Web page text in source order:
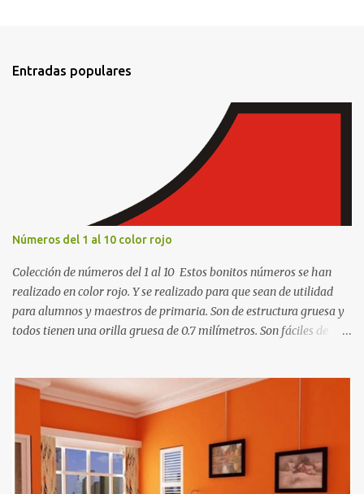
t
Entradas populares
Números del 1 al 10 color rojo
Colección de números del 1 al 10 Estos bonitos números se han
realizado en color rojo. Y se realizado para que sean de utilidad
para alumnos y maestros de primaria. Son de estructura gruesa y
todos tienen una orilla gruesa de 0.7 milímetros. Son fáciles de
matemáticos, para decorar los cumpleaños de los niños, entre
otras cosas.